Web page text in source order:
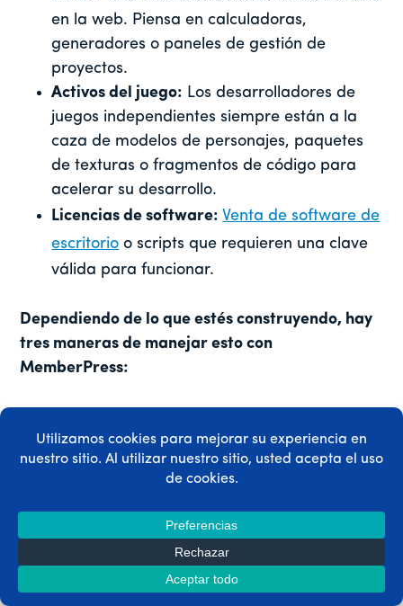
en la web. Piensa en calculadoras,
generadores o paneles de gestión de
proyectos.
Activos del juego: Los desarrolladores de
juegos independientes siempre están a la
caza de modelos de personajes, paquetes
de texturas o fragmentos de código para
acelerar su desarrollo.
Licencias de software: Venta de software de
escritorio o scripts que requieren una clave
válida para funcionar.
Dependiendo de lo que estés construyendo, hay
tres maneras de manejar esto con
MemberPress:
Este es el enfoque más sencillo. Se utiliza
Normas MemberPresspara proteger la
aplicación web o el enlace de descarga. Si
la tarjeta de crédito de un usuario falla o
cancela su suscripción, la regla entra en
vigor inmediatamente y el usuario pierde el